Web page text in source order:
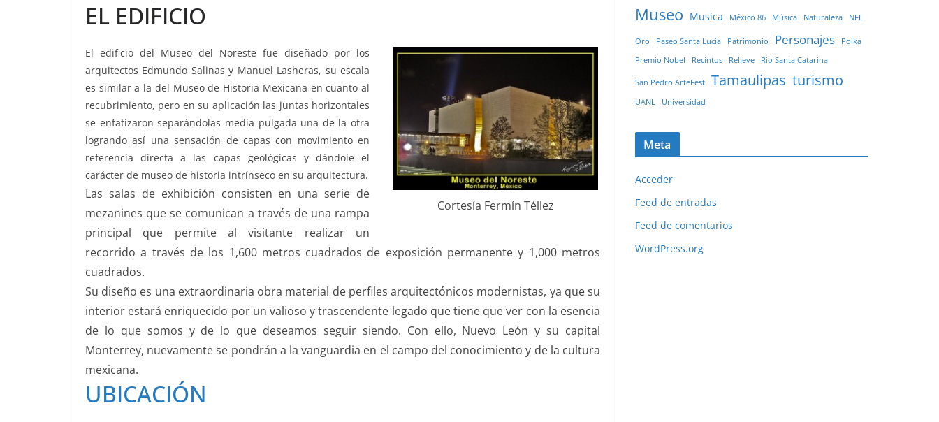
EL EDIFICIO
Cortesía Fermín Téllez
El edificio del Museo del Noreste fue diseñado por los
arquitectos Edmundo Salinas y Manuel Lasheras, su escala
es similar a la del Museo de Historia Mexicana en cuanto al
recubrimiento, pero en su aplicación las juntas horizontales
se enfatizaron separándolas media pulgada una de la otra
logrando así una sensación de capas con movimiento en
referencia directa a las capas geológicas y dándole el
carácter de museo de historia intrínseco en su arquitectura.
Las salas de exhibición consisten en una serie de
mezanines que se comunican a través de una rampa
principal que permite al visitante realizar un
recorrido a través de los 1,600 metros cuadrados de exposición permanente y 1,000 metros
cuadrados.
Su diseño es una extraordinaria obra material de perfiles arquitectónicos modernistas, ya que su
interior estará enriquecido por un valioso y trascendente legado que tiene que ver con la esencia
de lo que somos y de lo que deseamos seguir siendo. Con ello, Nuevo León y su capital
Monterrey, nuevamente se pondrán a la vanguardia en el campo del conocimiento y de la cultura
mexicana.
UBICACIÓN
Museo Musica México 86 Música Naturaleza NFL
Oro Paseo Santa Lucía Patrimonio Personajes
Polka
Premio Nobel
Recintos Relieve Rio Santa Catarina
San Pedro ArteFest Tamaulipas turismo
UANL Universidad
Meta
Acceder
Feed de entradas
Feed de comentarios
WordPress.org